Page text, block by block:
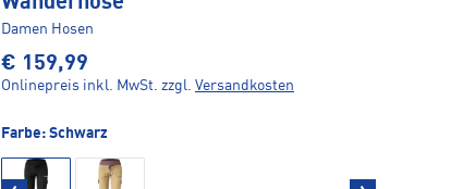
Damen Hosen
€ 159,99
Onlinepreis inkl. MwSt. zzgl. Versandkosten
Farbe: Schwarz